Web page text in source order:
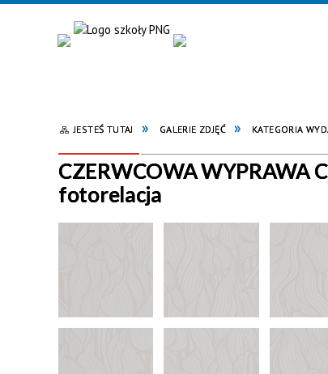
JESTEŚ TUTAJ GALERIE ZDJĘĆ KATEGORIA
CZERWCOWA WYPRAWA
fotorelacja